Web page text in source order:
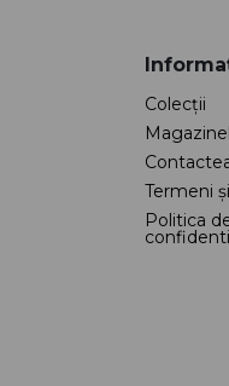
Colecţii
Termeni
Politica